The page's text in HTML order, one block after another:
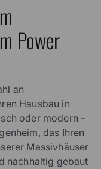
Power
an
Hausbau in
oder modern –
das Ihren
Massivhäuser
nachhaltig gebaut